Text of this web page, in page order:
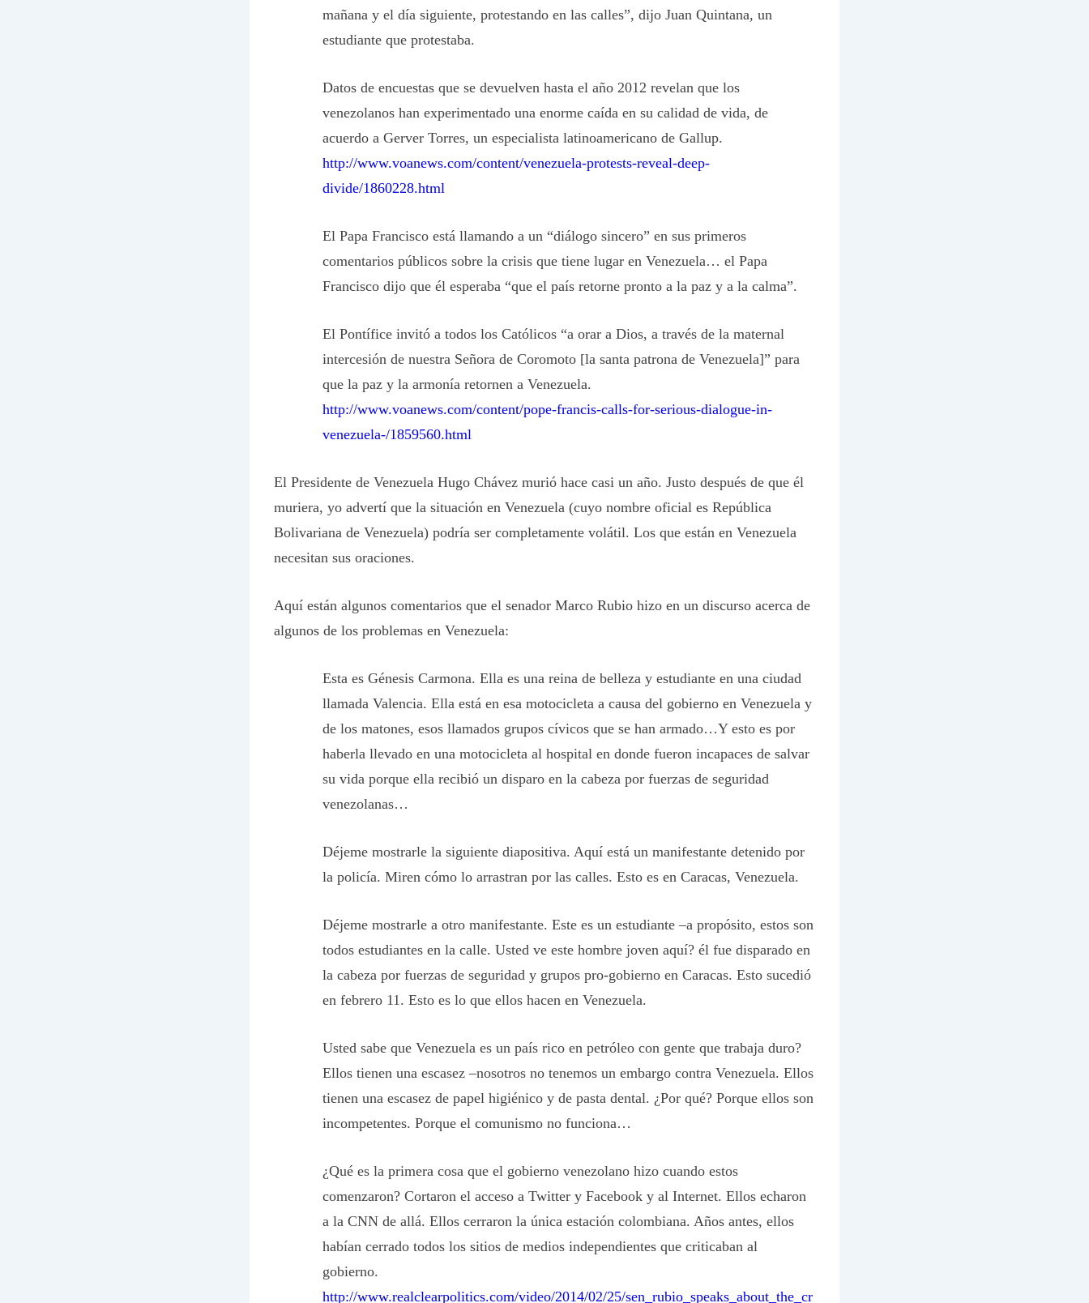
mañana y el día siguiente, protestando en las calles”, dijo Juan Quintana, un
estudiante que protestaba.
Datos de encuestas que se devuelven hasta el año 2012 revelan que los
venezolanos han experimentado una enorme caída en su calidad de vida, de
acuerdo a Gerver Torres, un especialista latinoamericano de Gallup.
http://www.voanews.com/content/venezuela-protests-reveal-deep-
divide/1860228.html
El Papa Francisco está llamando a un “diálogo sincero” en sus primeros
comentarios públicos sobre la crisis que tiene lugar en Venezuela… el Papa
Francisco dijo que él esperaba “que el país retorne pronto a la paz y a la calma”.
El Pontífice invitó a todos los Católicos “a orar a Dios, a través de la maternal
intercesión de nuestra Señora de Coromoto [la santa patrona de Venezuela]” para
que la paz y la armonía retornen a Venezuela.
http://www.voanews.com/content/pope-francis-calls-for-serious-dialogue-in-
venezuela-/1859560.html
El Presidente de Venezuela Hugo Chávez murió hace casi un año. Justo después de que él
muriera, yo advertí que la situación en Venezuela (cuyo nombre oficial es República
Bolivariana de Venezuela) podría ser completamente volátil. Los que están en Venezuela
necesitan sus oraciones.
Aquí están algunos comentarios que el senador Marco Rubio hizo en un discurso acerca de
algunos de los problemas en Venezuela:
Esta es Génesis Carmona. Ella es una reina de belleza y estudiante en una ciudad
llamada Valencia. Ella está en esa motocicleta a causa del gobierno en Venezuela y
de los matones, esos llamados grupos cívicos que se han armado…Y esto es por
haberla llevado en una motocicleta al hospital en donde fueron incapaces de salvar
su vida porque ella recibió un disparo en la cabeza por fuerzas de seguridad
venezolanas…
Déjeme mostrarle la siguiente diapositiva. Aquí está un manifestante detenido por
la policía. Miren cómo lo arrastran por las calles. Esto es en Caracas, Venezuela.
Déjeme mostrarle a otro manifestante. Este es un estudiante –a propósito, estos son
todos estudiantes en la calle. Usted ve este hombre joven aquí? él fue disparado en
la cabeza por fuerzas de seguridad y grupos pro-gobierno en Caracas. Esto sucedió
en febrero 11. Esto es lo que ellos hacen en Venezuela.
Usted sabe que Venezuela es un país rico en petróleo con gente que trabaja duro?
Ellos tienen una escasez –nosotros no tenemos un embargo contra Venezuela. Ellos
tienen una escasez de papel higiénico y de pasta dental. ¿Por qué? Porque ellos son
incompetentes. Porque el comunismo no funciona…
¿Qué es la primera cosa que el gobierno venezolano hizo cuando estos
comenzaron? Cortaron el acceso a Twitter y Facebook y al Internet. Ellos echaron
a la CNN de allá. Ellos cerraron la única estación colombiana. Años antes, ellos
habían cerrado todos los sitios de medios independientes que criticaban al
gobierno.
http://www.realclearpolitics.com/video/2014/02/25/sen_rubio_speaks_about_the_cr